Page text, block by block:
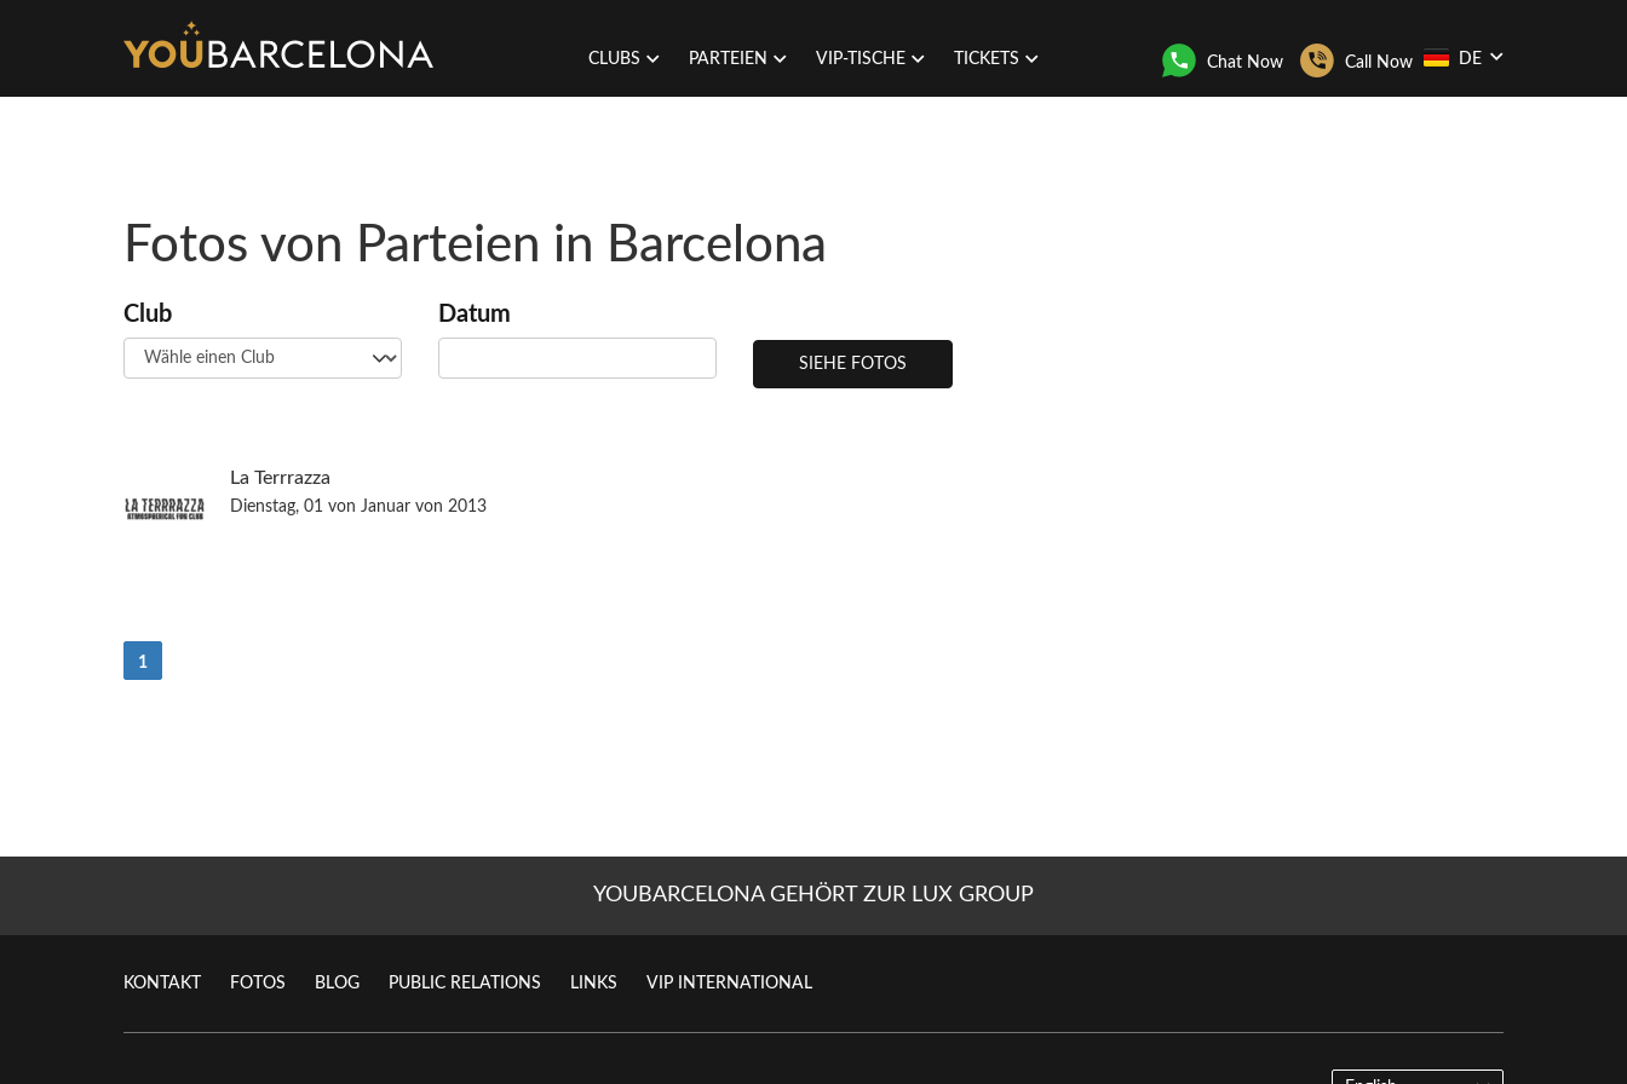
CLUBS PARTEIEN VIP-TISCHE TICKETS Chat Now Call Now DE
Fotos von Parteien in Barcelona
Club Datum
SIEHE FOTOS
La Terrrazza
Dienstag, 01 von Januar von 2013
1
YOUBARCELONA GEHÖRT ZUR LUX GROUP
KONTAKT FOTOS BLOG PUBLIC RELATIONS LINKS VIP INTERNATIONAL